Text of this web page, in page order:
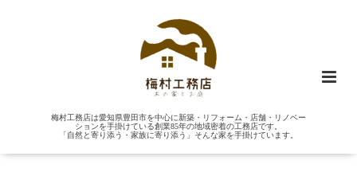
梅村工務店は愛知県豊田市を中心に新築・リフォーム・店舗・リノベー
ションを手掛けている創業85年の地域密着の工務店です。
「自然と寄り添う・家族に寄り添う」そんな家を手掛けています。